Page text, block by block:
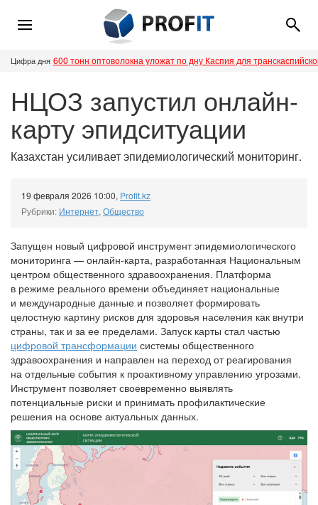
Цифра дня 600 тонн оптоволокна уложат по дну Каспия для
НЦОЗ запустил онлайн-
карту эпидситуации
Казахстан усиливает эпидемиологический мониторинг.
19 февраля 2026 10:00, Profit.kz
Рубрики: Интернет, Общество
Запущен новый цифровой инструмент эпидемиологического
мониторинга — онлайн-карта, разработанная Национальным
центром общественного здравоохранения. Платформа
в режиме реального времени объединяет национальные
и международные данные и позволяет формировать
целостную картину рисков для здоровья населения как внутри
страны, так и за ее пределами. Запуск карты стал частью
цифровой трансформации системы общественного
здравоохранения и направлен на переход от реагирования
на отдельные события к проактивному управлению угрозами.
Инструмент позволяет своевременно выявлять
потенциальные риски и принимать профилактические
решения на основе актуальных данных.